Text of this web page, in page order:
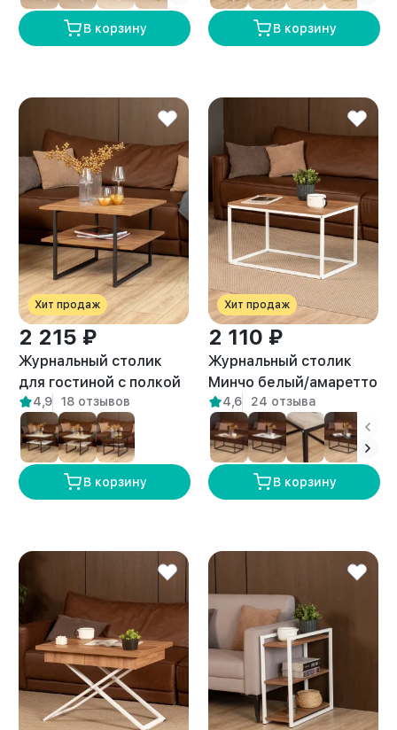
В корзину В корзину
Хит продаж
2 215 ₽
Журнальный столик
для гостиной с полкой
лофт Киву амаретто
4,9 18 отзывов
В корзину
Хит продаж
2 110 ₽
Журнальный столик
Минчо белый/амаретто
4,6 24 отзыва
В корзину